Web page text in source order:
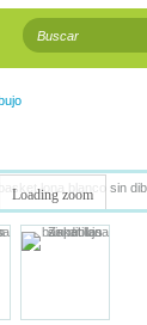
Loading zoom